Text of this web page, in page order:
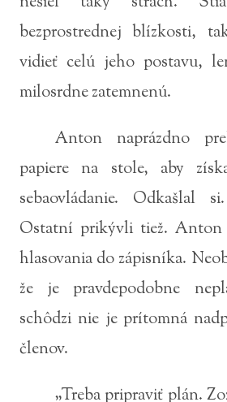
bezprostrednej blízkosti,
vidieť celú jeho postavu,
milosrdne zatemnenú.
Anton naprázdno
papiere na stole, aby
sebaovládanie. Odkašlal
Ostatní prikývli tiež. Anton
hlasovania do zápisníka.
že je pravdepodobne
schôdzi nie je prítomná
členov.
„Treba pripraviť plán.